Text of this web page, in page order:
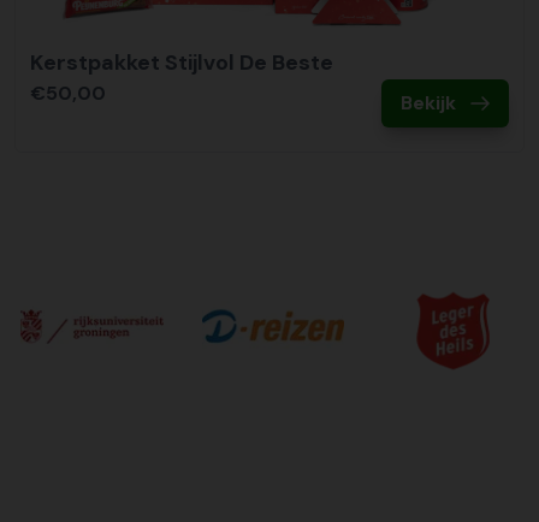
Kerstpakket Stijlvol De Beste
€50,00 Bekijk